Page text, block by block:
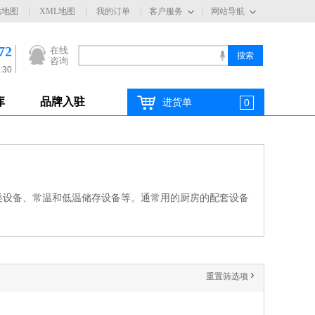
网站导航
客户服务
图 XML地图 我的订单
在线
咨询
品牌入驻 进货单 0
备、常温和低温储存设备等。通常用的厨房的配套设备
重置筛选项 '